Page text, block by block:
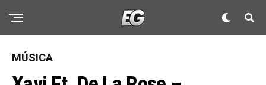
MÚSICA